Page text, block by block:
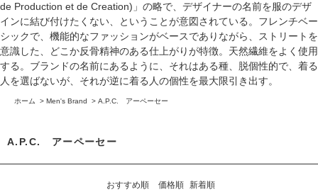
de Production et de Creation)」の略で、デザイナーの名前を服のデザ
インに結び付けたくない、ということが意図されている。フレンチベー
シックで、機能的なファッションがベースでありながら、ストリートを
意識した、どこか反骨精神のある仕上がりが特徴。天然繊維をよく使用
する。ブランドの名前にあるように、それはある種、脱個性的で、着る
人を選ばないが、それが逆に着る人の個性を最大限引き出す。
ホーム > Men's Brand > A.P.C. アーペーセー
A.P.C. アーペーセー
おすすめ順 価格順 新着順